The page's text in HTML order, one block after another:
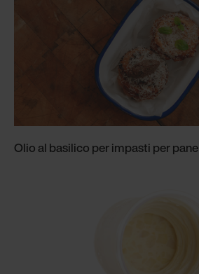
Olio al basilico per impasti per pane